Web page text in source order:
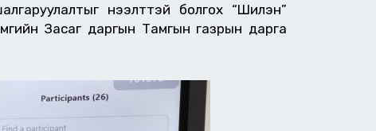
нээлттэй болгох “Шилэн”
Засаг даргын Тамгын газрын дарга